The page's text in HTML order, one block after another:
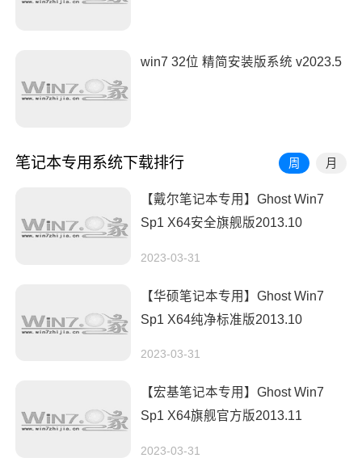
win7 32位 精简安装版系统 v2023.5
笔记本专用系统下载排行 周 月
【戴尔笔记本专用】Ghost Win7
Sp1 X64安全旗舰版2013.10
2023-03-31
【华硕笔记本专用】Ghost Win7
Sp1 X64纯净标准版2013.10
2023-03-31
【宏基笔记本专用】Ghost Win7
Sp1 X64旗舰官方版2013.11
2023-03-31